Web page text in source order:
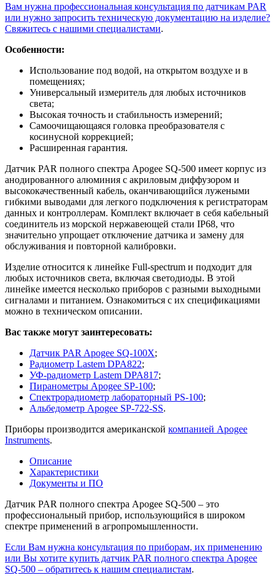
Вам нужна профессиональная консультация по датчикам PAR
или нужно запросить техническую документацию на изделие?
Свяжитесь с нашими специалистами.
Особенности:
Использование под водой, на открытом воздухе и в
помещениях;
Универсальный измеритель для любых источников
света;
Высокая точность и стабильность измерений;
Самоочищающаяся головка преобразователя с
косинусной коррекцией;
Расширенная гарантия.
Датчик PAR полного спектра Apogee SQ-500 имеет корпус из
анодированного алюминия с акриловым диффузором и
высококачественный кабель, оканчивающийся лужеными
гибкими выводами для легкого подключения к регистраторам
данных и контроллерам. Комплект включает в себя кабельный
соединитель из морской нержавеющей стали IP68, что
значительно упрощает отключение датчика и замену для
обслуживания и повторной калибровки.
Изделие относится к линейке Full-spectrum и подходит для
любых источников света, включая светодиоды. В этой
линейке имеется несколько приборов с разными выходными
сигналами и питанием. Ознакомиться с их спецификациями
можно в техническом описании.
Вас также могут заинтересовать:
Датчик PAR Apogee SQ-100X;
Радиометр Lastem DPA822;
УФ-радиометр Lastem DPA817;
Пиранометры Apogee SP-100;
Спектрорадиометр лабораторный PS-100;
Альбедометр Apogee SP-722-SS.
Приборы производится американской компанией Apogee
Instruments.
Описание
Характеристики
Документы и ПО
Датчик PAR полного спектра Apogee SQ-500 – это
профессиональный прибор, использующийся в широком
спектре применений в агропромышленности.
Если Вам нужна консультация по приборам, их применению
или Вы хотите купить датчик PAR полного спектра Apogee
SQ-500 – обратитесь к нашим специалистам.